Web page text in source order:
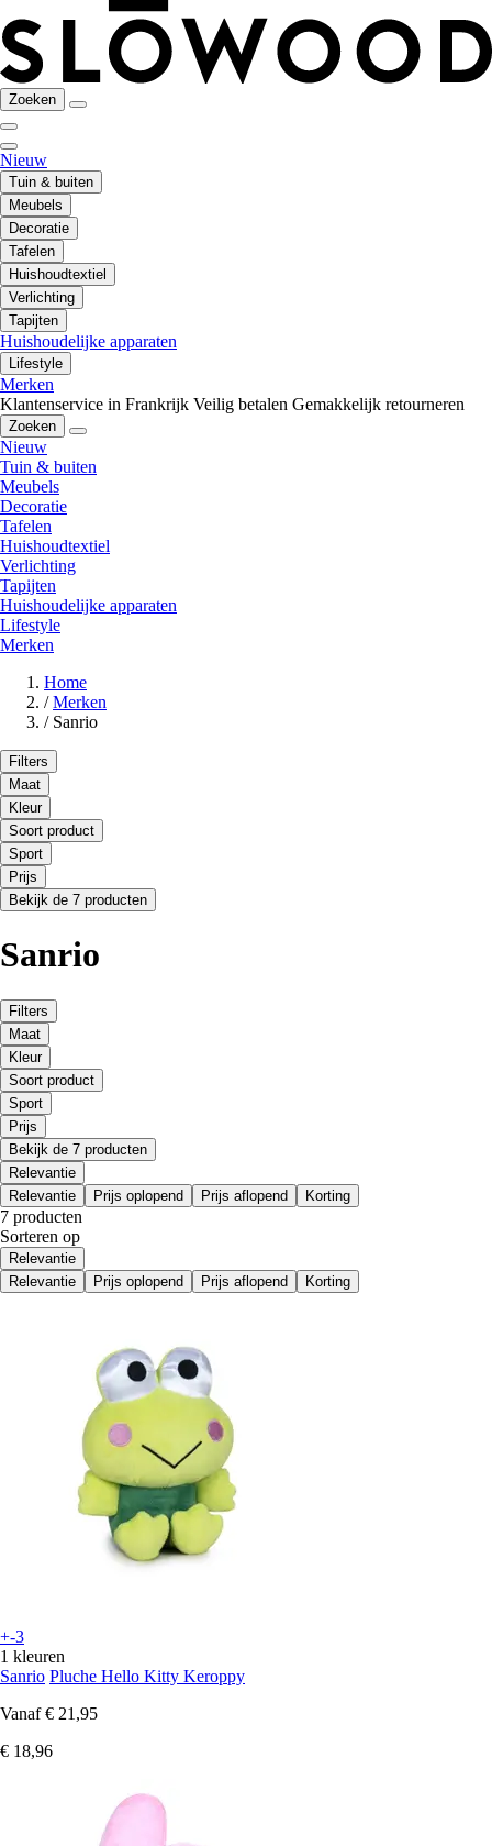
Zoeken
Nieuw
Tuin & buiten
Meubels
Decoratie
Tafelen
Huishoudtextiel
Verlichting
Tapijten
Huishoudelijke apparaten
Lifestyle
Merken
Klantenservice in Frankrijk Veilig betalen Gemakkelijk retourneren
Zoeken
Nieuw
Tuin & buiten
Meubels
Decoratie
Tafelen
Huishoudtextiel
Verlichting
Tapijten
Huishoudelijke apparaten
Lifestyle
Merken
Home
/ Merken
/ Sanrio
Filters
Maat
Kleur
Soort product
Sport
Prijs
Bekijk de 7 producten
Sanrio
Filters
Maat
Kleur
Soort product
Sport
Prijs
Bekijk de 7 producten
Relevantie
Relevantie
Prijs oplopend Prijs aflopend Korting
7 producten
Sorteren op
Relevantie
Relevantie
Prijs oplopend Prijs aflopend Korting
+-3
1 kleuren
Sanrio Pluche Hello Kitty Keroppy
Vanaf € 21,95
€ 18,96